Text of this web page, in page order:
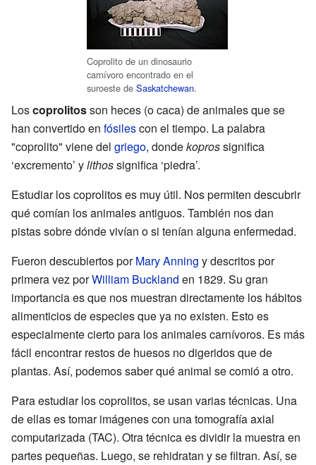
Coprolito de un dinosaurio
carnívoro encontrado en el
suroeste de Saskatchewan.
Loscoprolitosson heces (o caca) de animales que se
han convertido en fósilescon el tiempo. La palabra
"coprolito" viene del griego, dondekoprossignifica
‘excremento’ ylithossignifica ‘piedra’.
Estudiar los coprolitos es muy útil. Nos permiten descubrir
qué comían los animales antiguos. También nos dan
pistas sobre dónde vivían o si tenían alguna enfermedad.
Fueron descubiertos porMary Anning y descritos por
primera vez porWilliam Buckland en 1829. Su gran
importancia es que nos muestran directamente los hábitos
alimenticios de especies que ya no existen. Esto es
especialmente cierto para los animales carnívoros. Es más
fácil encontrar restos de huesos no digeridos que de
plantas. Así, podemos saber qué animal se comió a otro.
Para estudiar los coprolitos, se usan varias técnicas. Una
de ellas es tomar imágenes con una tomografía axial
computarizada (TAC). Otra técnica es dividir la muestra en
partes pequeñas. Luego, se rehidratan y se filtran. Así, se